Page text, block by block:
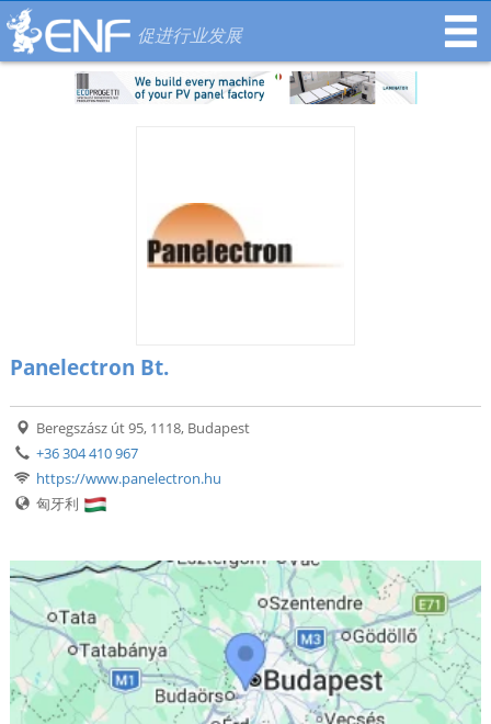
促进行业发展
Panelectron Bt.
Beregszász út 95, 1118, Budapest
+36 304 410 967
https://www.panelectron.hu
匈牙利